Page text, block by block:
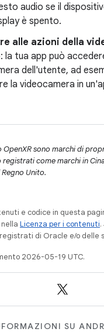
audio se il
è spento.
alle azioni della
: la tua app può
dell'utente, ad
la videocamera in
OpenXR sono marchi di
registrati come marchi in
Unito.
e codice in questa
Licenza per i contenuti
di Oracle e/o delle
2026-05-19 UTC.
SU